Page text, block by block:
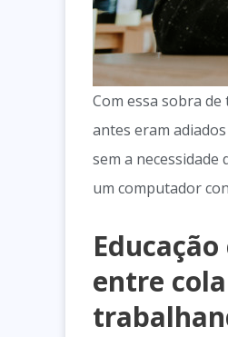
Com essa sobra
antes eram
sem a
um computador
entre